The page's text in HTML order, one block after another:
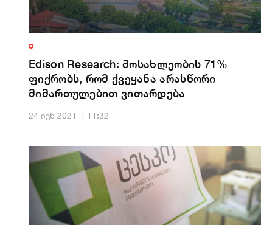
Edison Research: მოსახლეობის 71%
ფიქრობს, რომ ქვეყანა არასწორი
მიმართულებით ვითარდება
24 ივნ 2021 11:32